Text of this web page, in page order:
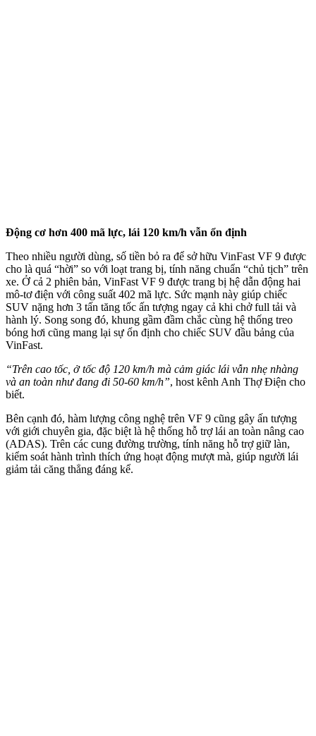
Động cơ hơn 400 mã lực, lái 120 km/h vẫn ổn định
Theo nhiều người dùng, số tiền bỏ ra để sở hữu VinFast VF 9 được
cho là quá “hời” so với loạt trang bị, tính năng chuẩn “chủ tịch” trên
xe. Ở cả 2 phiên bản, VinFast VF 9 được trang bị hệ dẫn động hai
mô-tơ điện với công suất 402 mã lực. Sức mạnh này giúp chiếc
SUV nặng hơn 3 tấn tăng tốc ấn tượng ngay cả khi chở full tải và
hành lý. Song song đó, khung gầm đầm chắc cùng hệ thống treo
bóng hơi cũng mang lại sự ổn định cho chiếc SUV đầu bảng của
VinFast.
“Trên cao tốc, ở tốc độ 120 km/h mà cảm giác lái vẫn nhẹ nhàng
và an toàn như đang đi 50-60 km/h”, host kênh Anh Thợ Điện cho
biết.
Bên cạnh đó, hàm lượng công nghệ trên VF 9 cũng gây ấn tượng
với giới chuyên gia, đặc biệt là hệ thống hỗ trợ lái an toàn nâng cao
(ADAS). Trên các cung đường trường, tính năng hỗ trợ giữ làn,
kiểm soát hành trình thích ứng hoạt động mượt mà, giúp người lái
giảm tải căng thẳng đáng kể.